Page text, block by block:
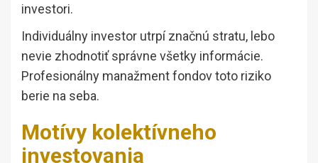
investori.
Individuálny investor utrpí značnú stratu, lebo
nevie zhodnotiť správne všetky informácie.
Profesionálny manažment fondov toto riziko
berie na seba.
Motívy kolektívneho
investovania